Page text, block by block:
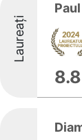
Laureați
8.8